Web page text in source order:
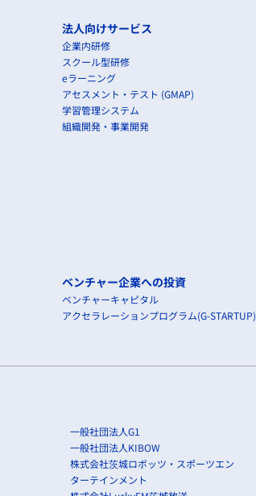
法人向けサービス
企業内研修
スクール型研修
eラーニング
アセスメント・テスト (GMAP)
学習管理システム
組織開発・事業開発
ベンチャー企業への投資
ベンチャーキャピタル
アクセラレーションプログラム(G-STARTUP)
一般社団法人G1
一般社団法人KIBOW
株式会社茨城ロボッツ・スポーツエン
ターテインメント